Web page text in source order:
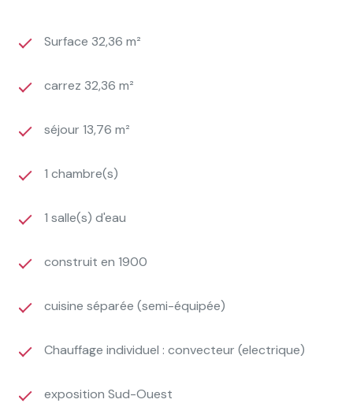
Surface 32,36 m²
carrez 32,36 m²
séjour 13,76 m²
1 chambre(s)
1 salle(s) d'eau
construit en 1900
cuisine séparée (semi-équipée)
Chauffage individuel : convecteur (electrique)
exposition Sud-Ouest